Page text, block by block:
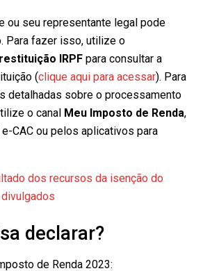
ou seu representante legal pode
Para fazer isso, utilize o
IRPF para consultar a
(clique aqui para acessar). Para
detalhadas sobre o processamento
o canal Meu Imposto de Renda,
CAC ou pelos aplicativos para
dos recursos da isenção do
declarar?
de Renda 2023: